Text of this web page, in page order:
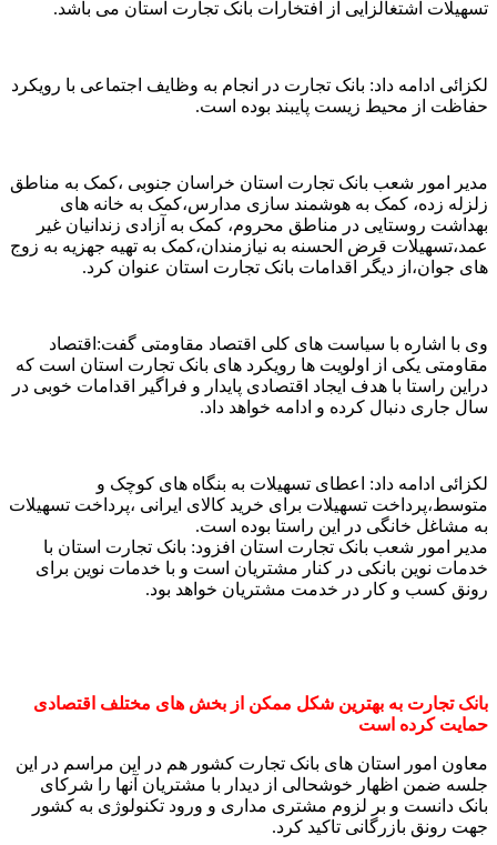
تسهیلات اشتغالزایی از افتخارات بانک تجارت استان می باشد.
لکزائی ادامه داد: بانک تجارت در انجام به وظایف اجتماعی با رویکرد
حفاظت از محیط زیست پایبند بوده است.
مدیر امور شعب بانک تجارت استان خراسان جنوبی ،کمک به مناطق
زلزله زده، کمک به هوشمند سازی مدارس،کمک به خانه های
بهداشت روستایی در مناطق محروم، کمک به آزادی زندانیان غیر
عمد،تسهیلات قرض الحسنه به نیازمندان،کمک به تهیه جهزیه به زوج
های جوان،از دیگر اقدامات بانک تجارت استان عنوان کرد.
وی با اشاره با سیاست های کلی اقتصاد مقاومتی گفت:اقتصاد
مقاومتی یکی از اولویت ها رویکرد های بانک تجارت استان است که
دراین راستا با هدف ایجاد اقتصادی پایدار و فراگیر اقدامات خوبی در
سال جاری دنبال کرده و ادامه خواهد داد.
لکزائی ادامه داد: اعطای تسهیلات به بنگاه های کوچک و
متوسط،پرداخت تسهیلات برای خرید کالای ایرانی ،پرداخت تسهیلات
به مشاغل خانگی در این راستا بوده است.
مدیر امور شعب بانک تجارت استان افزود: بانک تجارت استان با
خدمات نوین بانکی در کنار مشتریان است و با خدمات نوین برای
رونق کسب و کار در خدمت مشتریان خواهد بود.
بانک تجارت به بهترین شکل ممکن از بخش های مختلف اقتصادی
حمایت کرده است
معاون امور استان های بانک تجارت کشور هم در این مراسم در این
جلسه ضمن اظهار خوشحالی از دیدار با مشتریان آنها را شرکای
بانک دانست و بر لزوم مشتری مداری و ورود تکنولوژی به کشور
جهت رونق بازرگانی تاکید کرد.